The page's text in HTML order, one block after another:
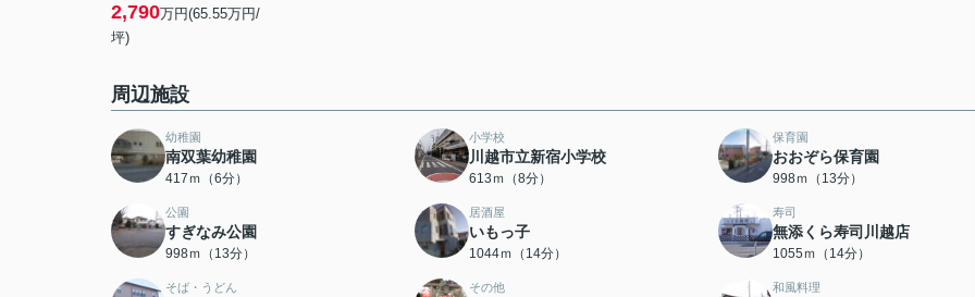
2,790万円(65.55万円/
坪)
周辺施設
幼稚園
南双葉幼稚園
417ｍ（6分）
小学校
川越市立新宿小学校
613ｍ（8分）
保育園
おおぞら保育園
998ｍ（13分）
公園
すぎなみ公園
998ｍ（13分）
居酒屋
いもっ子
1044ｍ（14分）
寿司
無添くら寿司川越店
1055ｍ（14分）
そば・うどん その他 和風料理